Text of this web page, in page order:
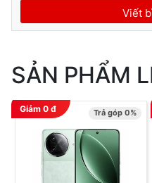
SẢN PHẨM
Giảm 0đ Trả góp 0%